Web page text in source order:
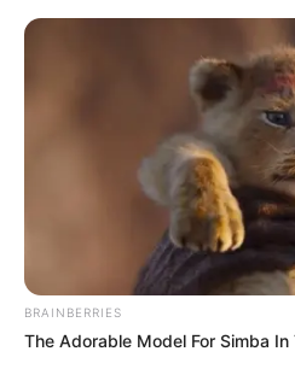
BRAINBERRIES
The Adorable Model For Simba In